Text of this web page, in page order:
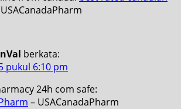
berkata:
pukul 6:10 pm
24h com safe:
– USACanadaPharm